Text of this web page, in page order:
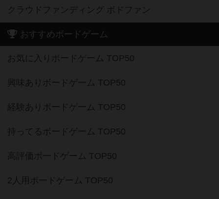
クラウドファンディング ボドファン
おすすめボードゲーム
お気に入りボードゲーム TOP50
興味ありボードゲーム TOP50
経験ありボードゲーム TOP50
持ってるボードゲーム TOP50
高評価ボードゲーム TOP50
2人用ボードゲーム TOP50